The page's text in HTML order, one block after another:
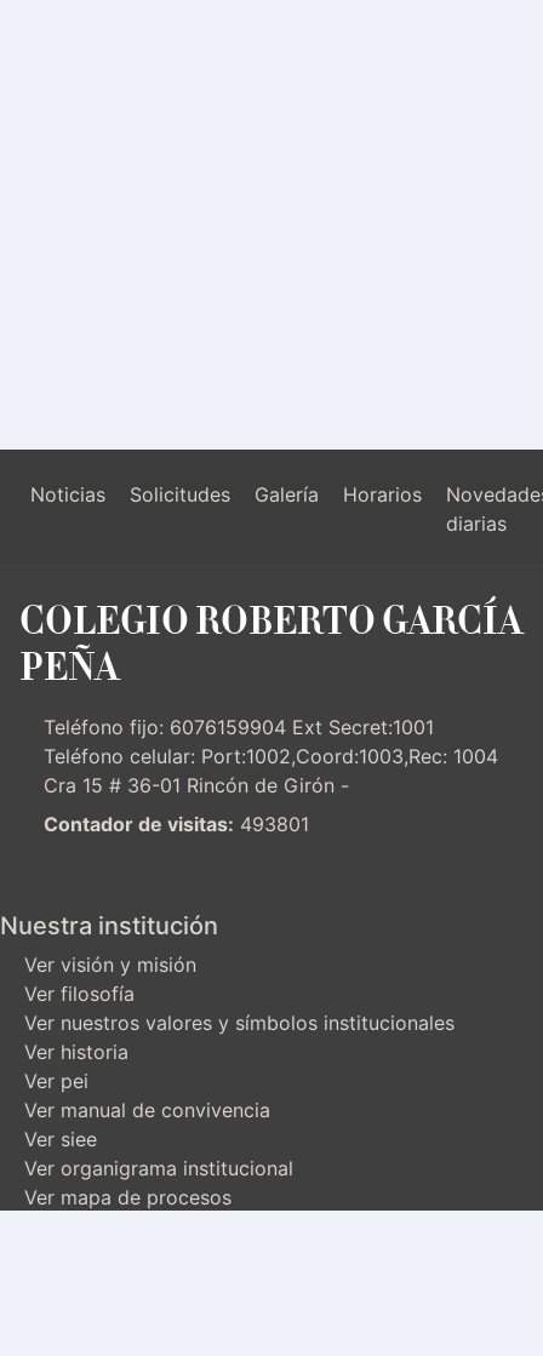
Noticias Solicitudes Galería Horarios
diarias
COLEGIO ROBERTO GARCÍA
PEÑA
Teléfono fijo: 6076159904 Ext Secret:1001
Teléfono celular: Port:1002,Coord:1003,Rec: 1004
Cra 15 # 36-01 Rincón de Girón -
Contador de visitas: 493801
Nuestra institución
Ver visión y misión
Ver filosofía
Ver nuestros valores y símbolos institucionales
Ver historia
Ver pei
Ver manual de convivencia
Ver siee
Ver organigrama institucional
Ver mapa de procesos